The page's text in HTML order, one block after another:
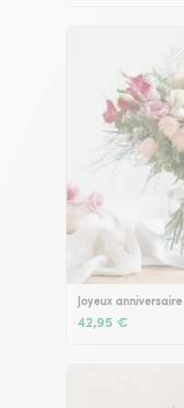
Joyeux anniversaire
42,95 €